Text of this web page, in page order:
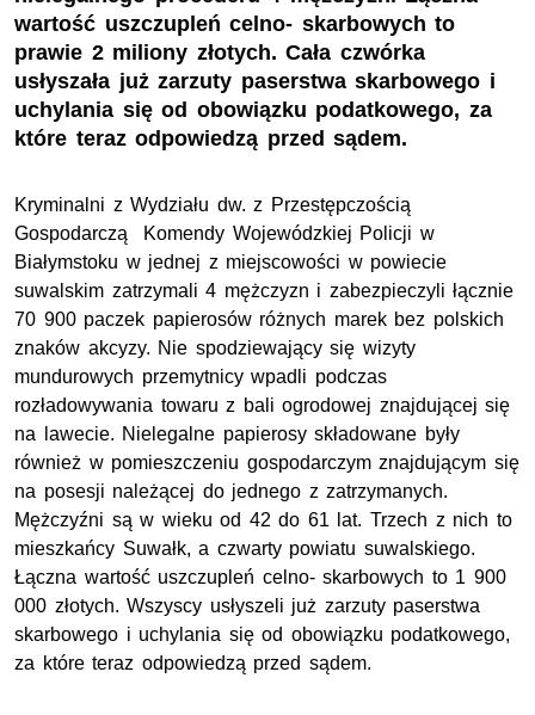
wartość uszczupleń celno- skarbowych to
prawie 2 miliony złotych. Cała czwórka
usłyszała już zarzuty paserstwa skarbowego i
uchylania się od obowiązku podatkowego, za
które teraz odpowiedzą przed sądem.
Kryminalni z Wydziału dw. z Przestępczością
Gospodarczą Komendy Wojewódzkiej Policji w
Białymstoku w jednej z miejscowości w powiecie
suwalskim zatrzymali 4 mężczyzn i zabezpieczyli łącznie
70 900 paczek papierosów różnych marek bez polskich
znaków akcyzy. Nie spodziewający się wizyty
mundurowych przemytnicy wpadli podczas
rozładowywania towaru z bali ogrodowej znajdującej się
na lawecie. Nielegalne papierosy składowane były
również w pomieszczeniu gospodarczym znajdującym się
na posesji należącej do jednego z zatrzymanych.
Mężczyźni są w wieku od 42 do 61 lat. Trzech z nich to
mieszkańcy Suwałk, a czwarty powiatu suwalskiego.
Łączna wartość uszczupleń celno- skarbowych to 1 900
000 złotych. Wszyscy usłyszeli już zarzuty paserstwa
skarbowego i uchylania się od obowiązku podatkowego,
za które teraz odpowiedzą przed sądem.